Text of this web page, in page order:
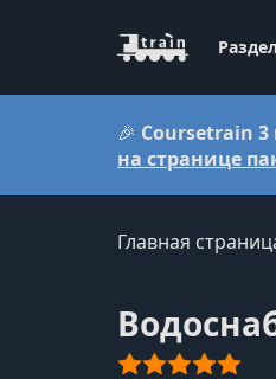
🎉 Coursetrain 3
на странице
Главная